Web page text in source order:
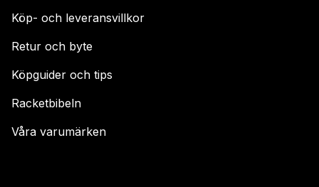
Köp- och leveransvillkor
Retur och byte
Köpguider och tips
Racketbibeln
Våra varumärken